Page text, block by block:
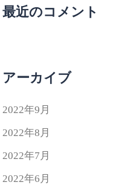
最近のコメント
アーカイブ
2022年9月
2022年8月
2022年7月
2022年6月